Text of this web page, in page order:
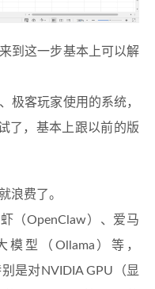
到这一步基本上可以解
极客玩家使用的系统，
了，基本上跟以前的版
浪费了。
（OpenClaw）、爱马
型（Ollama）等，
是对NVIDIA GPU（显